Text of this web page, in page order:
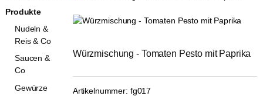
Würzmischung - Tomaten Pesto mit Paprika
Artikelnummer: fg017
Produkte
Nudeln &
Reis & Co
Saucen &
Co
Gewürze